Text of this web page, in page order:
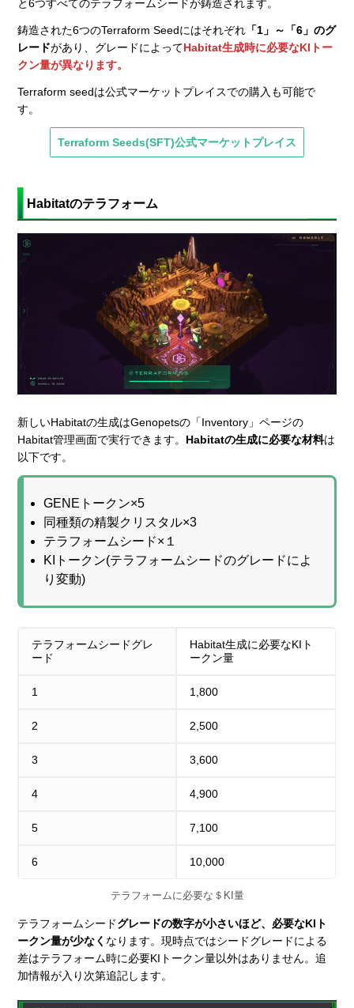
と6つすべてのテラフォームシードが鋳造されます。
鋳造された6つのTerraform Seedにはそれぞれ 「1」～「6」のグ
レードがあり、グレードによってHabitat生成時に必要なKIトー
クン量が異なります。
Terraform seedは公式マーケットプレイスでの購入も可能で
す。
Terraform Seeds(SFT)公式マーケットプレイス
Habitatのテラフォーム
新しいHabitatの生成はGenopetsの「Inventory」ページの
Habitat管理画面で実行できます。 Habitatの生成に必要な材料は
以下です。
GENEトークン×5
同種類の精製クリスタル×3
テラフォームシード×１
KIトークン(テラフォームシードのグレードによ
り変動)
テラフォームシードグレ
ード
Habitat生成に必要なKIト
ークン量
1 1,800
2 2,500
3 3,600
4 4,900
5 7,100
6 10,000
テラフォームに必要な＄KI量
テラフォームシードグレードの数字が小さいほど、必要なKIト
ークン量が少なく なります。現時点ではシードグレードによる
差はテラフォーム時に必要KIトークン量以外はありません。追
加情報が入り次第追記します。